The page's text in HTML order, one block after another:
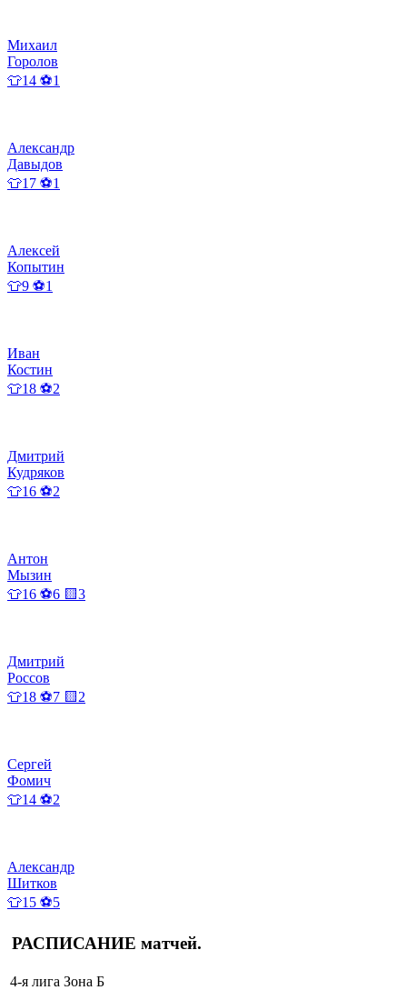
Михаил
Горолов
👕14 ⚽1
Александр
Давыдов
👕17 ⚽1
Алексей
Копытин
👕9 ⚽1
Иван
Костин
👕18 ⚽2
Дмитрий
Кудряков
👕16 ⚽2
Антон
Мызин
👕16 ⚽6 🟨3
Дмитрий
Россов
👕18 ⚽7 🟨2
Сергей
Фомич
👕14 ⚽2
Александр
Шитков
👕15 ⚽5
РАСПИСАНИЕ матчей.
4-я лига Зона Б